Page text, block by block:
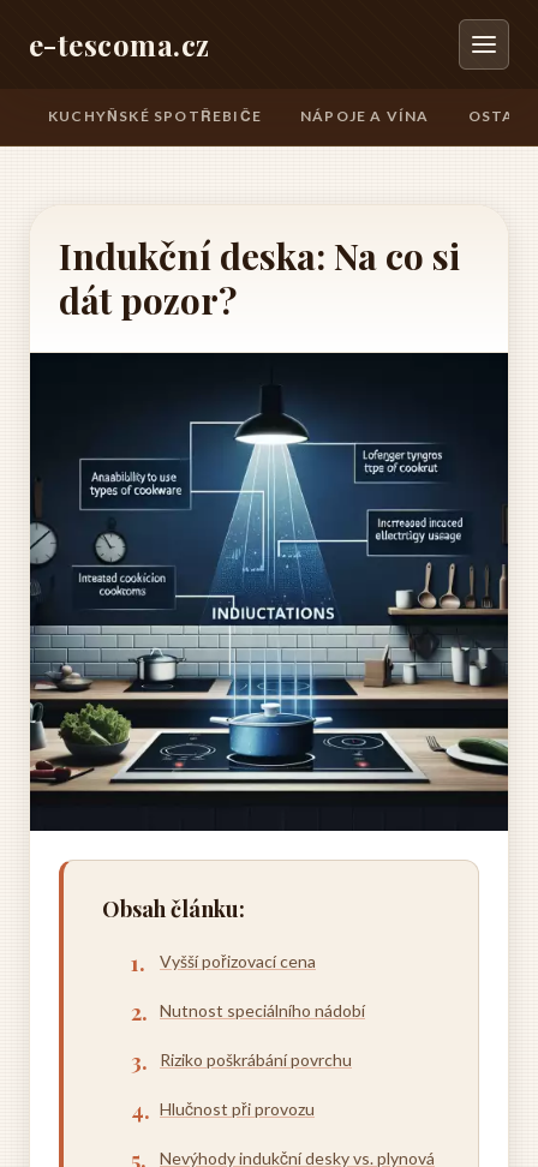
e-tescoma.cz
KUCHYŇSKÉ SPOTŘEBIČE NÁPOJE A VÍNA
Indukční deska: Na co si
dát pozor?
Obsah článku:
Vyšší pořizovací cena
Nutnost speciálního nádobí
Riziko poškrábání povrchu
Hlučnost při provozu
Nevýhody indukční desky vs. plynová